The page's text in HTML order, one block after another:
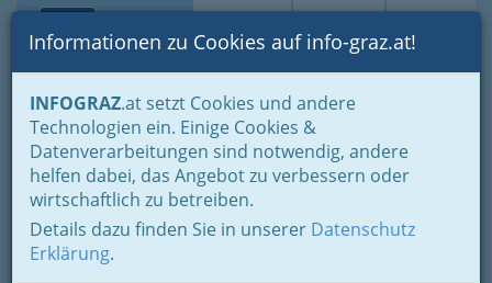
Suche Login Toggle
Informationen zu Cookies auf info-graz.at!
INFOGRAZ.at setzt Cookies und andere
Technologien ein. Einige Cookies &
Datenverarbeitungen sind notwendig, andere
helfen dabei, das Angebot zu verbessern oder
wirtschaftlich zu betreiben.
Details dazu finden Sie in unserer Datenschutz
Erklärung.
Home Branchen
Gewerbe, Handwerk, Banken
Gewerbe & Handwerk, Gliederung der WKO
Gewerbe und Handwerk am Bau
Biegen von Baueisen und Sonstiges - Eisenbieger, Stahlbieger
Biegen von Baueisen und
Sonstiges - Eisenbieger,